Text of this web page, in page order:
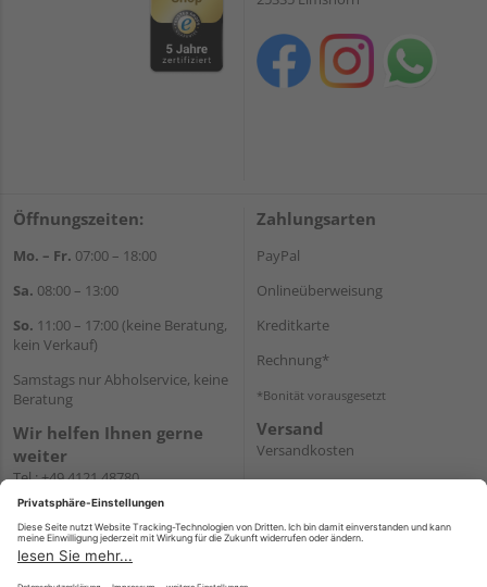
Öffnungszeiten:
Mo. – Fr. 07:00 – 18:00
Sa. 08:00 – 13:00
So. 11:00 – 17:00 (keine Beratung,
kein Verkauf)
Samstags nur Abholservice, keine
Beratung
Wir helfen Ihnen gerne
weiter
Tel.:+49 4121 48780
E-Mail:onlineshop@holz-
WhatsApp
Zahlungsarten
PayPal
Onlineüberweisung
Kreditkarte
Rechnung*
*Bonität vorausgesetzt
Versand
Versandkosten